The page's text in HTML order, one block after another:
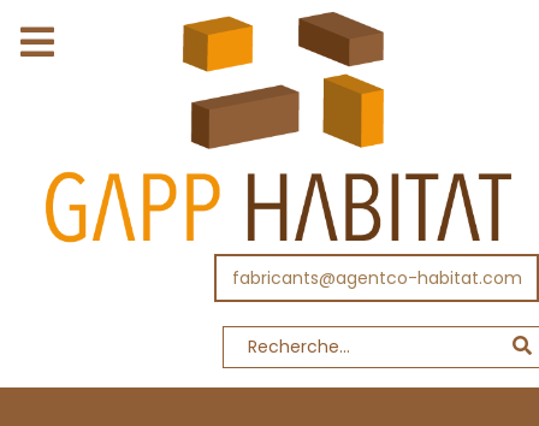
fabricants@agentco-habitat.com